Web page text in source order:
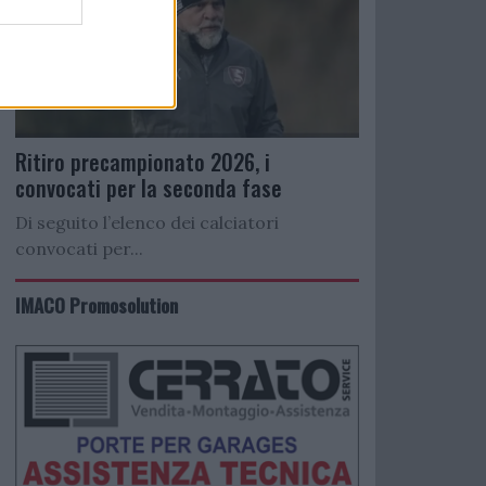
Ritiro precampionato 2026, i
convocati per la seconda fase
Di seguito l’elenco dei calciatori
convocati per...
IMACO Promosolution